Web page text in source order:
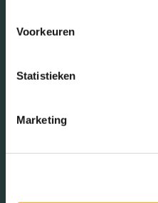
Voorkeuren
Statistieken
Marketing